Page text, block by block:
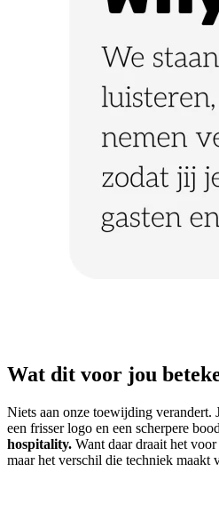
Wat dit voor jou
Niets aan onze toewijding verandert.
een frisser logo en een scherpere
hospitality. Want daar draait het
maar het verschil die techniek maakt